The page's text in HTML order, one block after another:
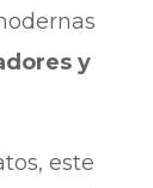
y
este